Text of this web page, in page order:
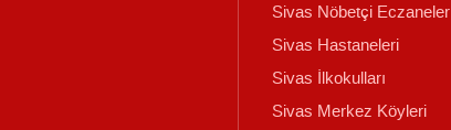
Sivas Nöbetçi Eczaneler
Sivas Hastaneleri
Sivas İlkokulları
Sivas Merkez Köyleri